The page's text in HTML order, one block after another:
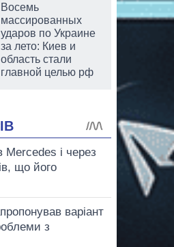
Восемь
массированных
ударов по Украине
за лето: Киев и
область стали
главной целью рф